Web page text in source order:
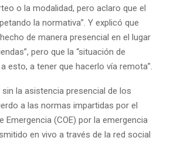
o la modalidad, pero aclaro que el
la normativa”. Y explicó que
de manera presencial en el lugar
pero que la “situación de
esto, a tener que hacerlo vía remota”.
la asistencia presencial de los
a las normas impartidas por el
Emergencia (COE) por la emergencia
en vivo a través de la red social